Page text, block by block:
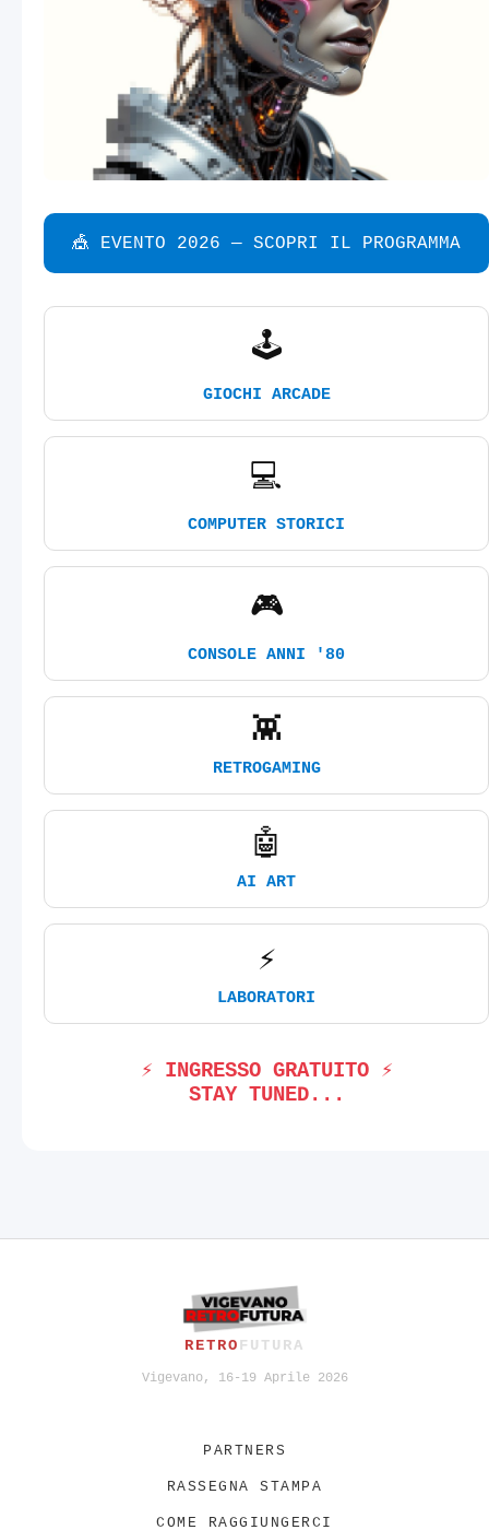
🎪 EVENTO 2026 — SCOPRI IL PROGRAMMA
🕹️
GIOCHI ARCADE
💻
COMPUTER STORICI
🎮
CONSOLE ANNI '80
👾
RETROGAMING
🤖
AI ART
⚡
LABORATORI
⚡ INGRESSO GRATUITO ⚡
STAY TUNED...
RETROFUTURA
Vigevano, 16-19 Aprile 2026
PARTNERS
RASSEGNA STAMPA
COME RAGGIUNGERCI